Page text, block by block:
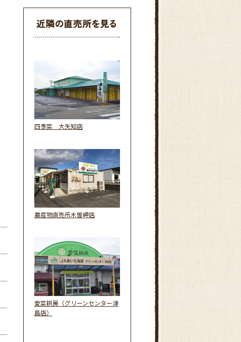
四季菜 大矢知店
農産物直売所木曽岬店
愛菜耕房（グリーンセンター津
島店）